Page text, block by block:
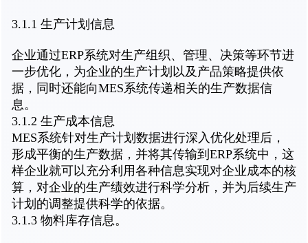
3.1.1 生产计划信息
企业通过ERP系统对生产组织、管理、决策等环节进
一步优化，为企业的生产计划以及产品策略提供依
据，同时还能向MES系统传递相关的生产数据信
息。
3.1.2 生产成本信息
MES系统针对生产计划数据进行深入优化处理后，
形成平衡的生产数据，并将其传输到ERP系统中，这
样企业就可以充分利用各种信息实现对企业成本的核
算，对企业的生产绩效进行科学分析，并为后续生产
计划的调整提供科学的依据。
3.1.3 物料库存信息。